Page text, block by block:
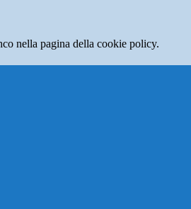
nella pagina della cookie policy.